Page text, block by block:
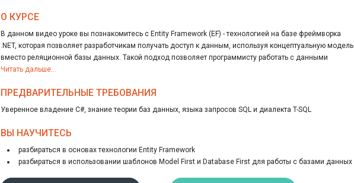
О КУРСЕ
В данном видео уроке вы познакомитесь с Entity Framework (EF) - технологией на базе фреймворка
.NET, которая позволяет разработчикам получать доступ к данным, используя концептуальную модель
вместо реляционной базы данных. Такой подход позволяет программисту работать с данными
независимо от типа хранилища, абстрагируясь от базы данных.
практической части видео урока вы также сможете работать с шаблонами разработки Model First и
Database First.
Читать дальше...
ПРЕДВАРИТЕЛЬНЫЕ ТРЕБОВАНИЯ
Уверенное владение C#, знание теории баз данных, языка запросов SQL и диалекта T-SQL
ВЫ НАУЧИТЕСЬ
разбираться в основах технологии Entity Framework
разбираться в использовании шаблонов Model First и Database First для работы с базами данных